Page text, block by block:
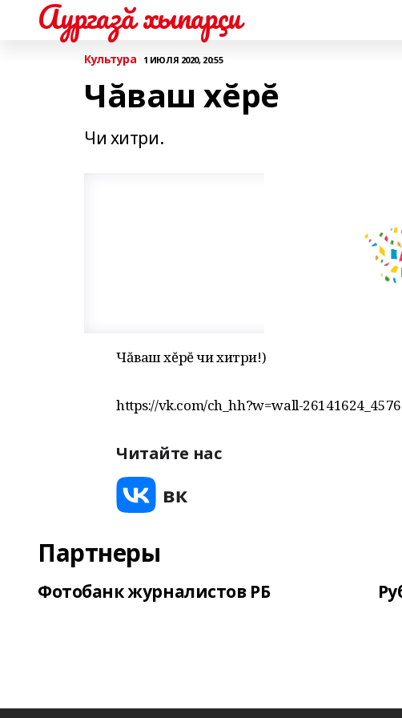
Аургазă хыпарçи
Культура 1 ИЮЛЯ 2020, 20:55
Чăваш хĕрĕ
Чи хитри.
Чăваш хĕрĕ чи хитри!)
https://vk.com/ch_hh?w=wall-
Читайте нас
Партнеры
Фотобанк журналистов РБ